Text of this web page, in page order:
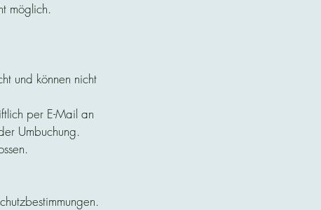
möglich.
und können nicht
per E-Mail an
Umbuchung.